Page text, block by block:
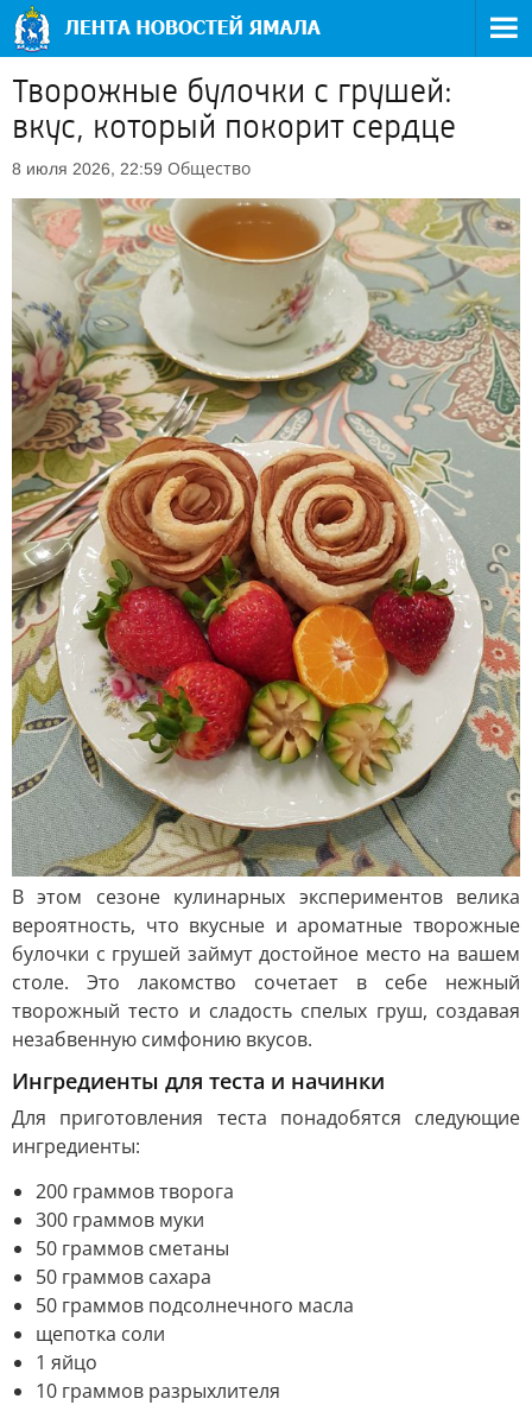
Творожные булочки с грушей:
вкус, который покорит сердце
8 июля 2026, 22:59 Общество
В этом сезоне кулинарных экспериментов велика
вероятность, что вкусные и ароматные творожные
булочки с грушей займут достойное место на вашем
столе. Это лакомство сочетает в себе нежный
творожный тесто и сладость спелых груш, создавая
незабвенную симфонию вкусов.
Ингредиенты для теста и начинки
Для приготовления теста понадобятся следующие
ингредиенты:
200 граммов творога
300 граммов муки
50 граммов сметаны
50 граммов сахара
50 граммов подсолнечного масла
щепотка соли
1 яйцо
10 граммов разрыхлителя